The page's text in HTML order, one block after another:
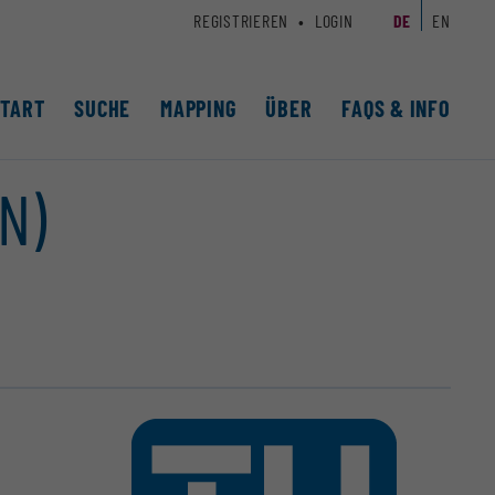
SUCHE MAPPING ÜBER FAQS & INFO
REGISTRIEREN LOGIN DE EN